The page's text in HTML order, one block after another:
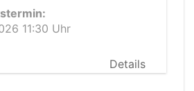
11:30 Uhr
Details